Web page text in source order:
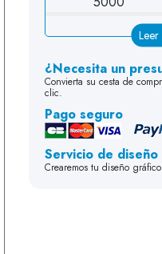
19 cm
¿Necesita un
Convierta su cesta de
clic.
Pago seguro
Servicio de
Crearemos tu diseño